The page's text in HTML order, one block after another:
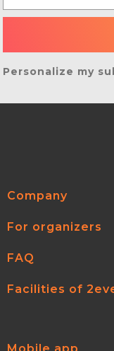
Personalize my
Company
For organizers
FAQ
Facilities of